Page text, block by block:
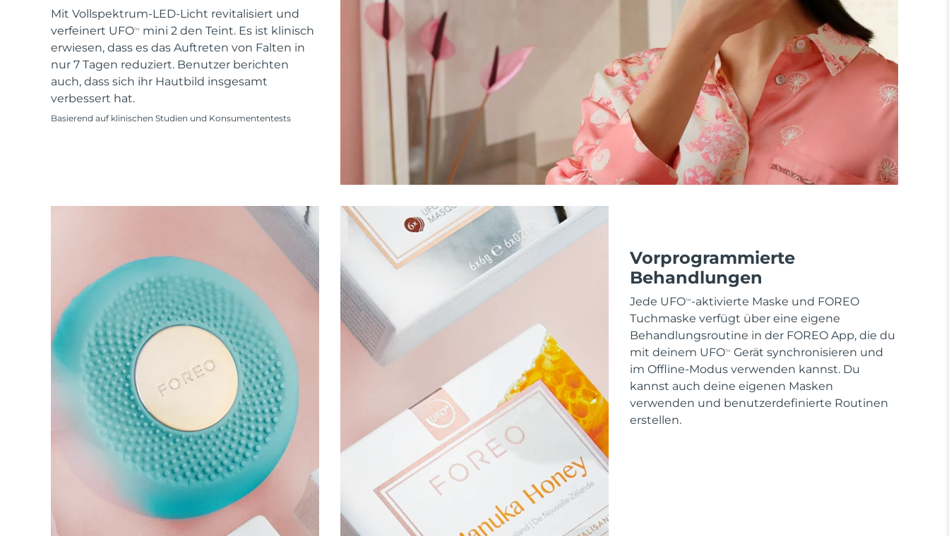
Mit Vollspektrum-LED-Licht revitalisiert und
verfeinert UFOTM
mini 2 den Teint. Es ist klinisch
erwiesen, dass es das Auftreten von Falten in
nur 7 Tagen reduziert. Benutzer berichten
auch, dass sich ihr Hautbild insgesamt
verbessert hat.
Basierend auf klinischen Studien und Konsumententests
Vorprogrammierte
Behandlungen
Jede UFOTM -aktivierte Maske und FOREO
Tuchmaske verfügt über eine eigene
Behandlungsroutine in der FOREO App, die du
mit deinem UFOTM
Gerät synchronisieren und
im Offline-Modus verwenden kannst. Du
kannst auch deine eigenen Masken
verwenden und benutzerdefinierte Routinen
erstellen.
Advanced pore care essentials
Serum
For healthy hair
issa™ Teeth Whitening Gel
18% PAP
Kosmetik Männer
FOREO APP